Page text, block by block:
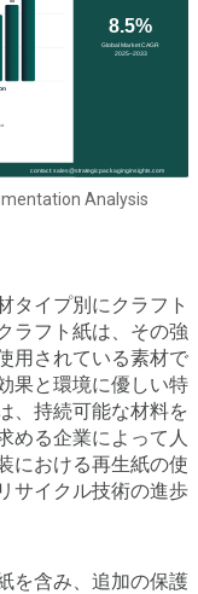
Analysis
タイプ別にクラフト
ラフト紙は、その強
用されている素材で
果と環境に優しい特
、持続可能な材料を
める企業によって人
における再生紙の使
サイクル技術の進歩
を含み、追加の保護